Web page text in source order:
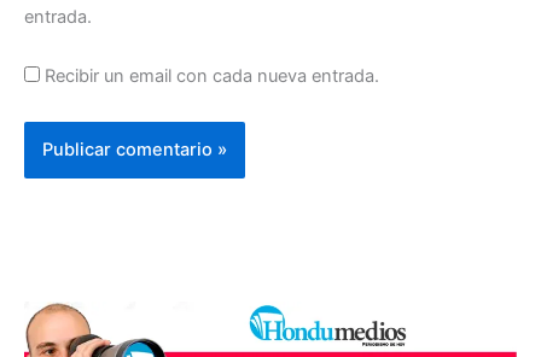
entrada.
Recibir un email con cada nueva entrada.